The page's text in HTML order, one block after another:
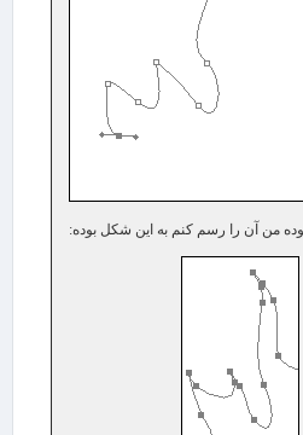
من آن را رسم کنم به این شکل بوده: